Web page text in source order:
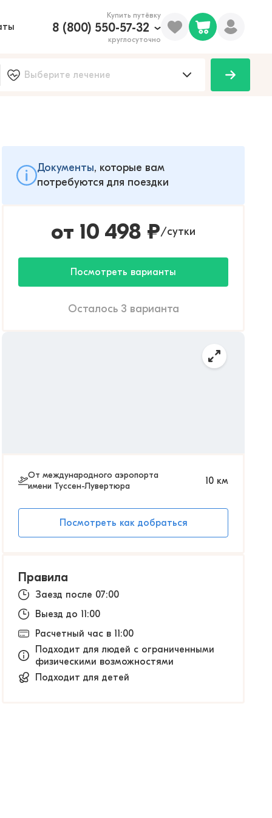
Купить путёвку
8 (800) 550-57-32
круглосуточно
Документы, которые вам
потребуются для поездки
от 10 498 ₽/сутки
Посмотреть варианты
Осталось 3 варианта
От международного аэропорта
имени Туссен-Лувертюра
10 км
Посмотреть как добраться
Правила
Заезд после 07:00
Выезд до 11:00
Расчетный час в 11:00
Подходит для людей с ограниченными
физическими возможностями
Подходит для детей